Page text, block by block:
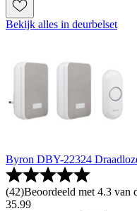
Bekijk alles in deurbelset
Byron DBY-22324
(42)Beoordeeld met 4.3 van
35.99